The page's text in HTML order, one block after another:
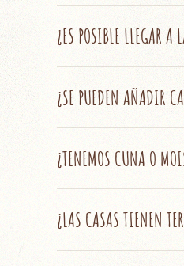
¿ES POSIBLE LLEGAR
¿SE PUEDEN AÑADIR
¿TENEMOS CUNA O
¿LAS CASAS TIENEN